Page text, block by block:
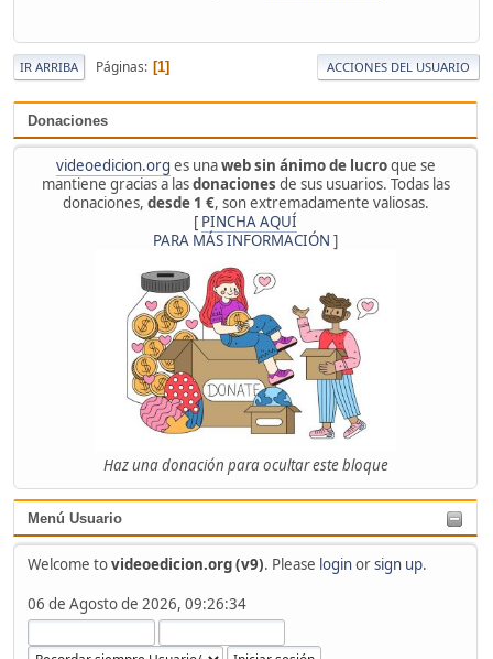
Donaciones
videoedicion.org es unaweb sin ánimo de lucroque se
mantiene gracias a lasdonaciones de sus usuarios. Todas las
donaciones, desde 1 €, son extremadamente valiosas.
[ PINCHA AQUÍ
PARA MÁS INFORMACIÓN ]
Haz una donación para ocultar este bloque
Menú Usuario
Welcome tovideoedicion.org (v9). Please loginorsign up.
06 de Agosto de 2026, 09:26:34
IR ARRIBA Páginas 1 ACCIONES DEL USUARIO